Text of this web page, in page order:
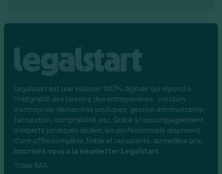
Legalstart est une solution 100% digitale qui répond à
l’intégralité des besoins des entrepreneurs : création
d’entreprise, démarches juridiques, gestion administrative,
facturation, comptabilité, etc. Grâce à l’accompagnement
d’experts juridiques dédiés, les professionnels disposent
d’une offre complète, fiable et rassurante, au meilleur prix.
Inscrivez-vous à la newsletter Legalstart
Yolaw SAS